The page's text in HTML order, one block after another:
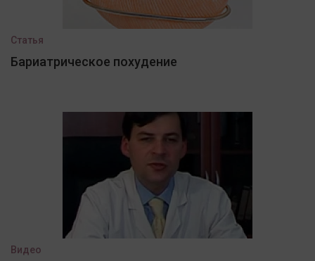
Статья
Бариатрическое похудение
Видео